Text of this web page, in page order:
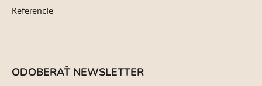
Referencie
ODOBERAŤ NEWSLETTER